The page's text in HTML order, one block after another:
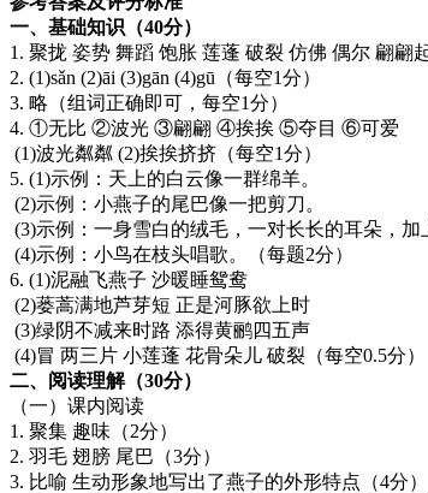
一、基础知识（40分）
1. 聚拢 姿势 舞蹈 饱胀 莲蓬 破裂 仿佛 偶尔 翩
2. (1)sǎn (2)āi (3)gān (4)gū（每空1分）
3. 略（组词正确即可，每空1分）
4. ①无比 ②波光 ③翩翩 ④挨挨 ⑤夺目 ⑥可爱
(1)波光粼粼 (2)挨挨挤挤（每空1分）
5. (1)示例：天上的白云像一群绵羊。
(2)示例：小燕子的尾巴像一把剪刀。
(3)示例：一身雪白的绒毛，一对长长的耳朵
(4)示例：小鸟在枝头唱歌。（每题2分）
6. (1)泥融飞燕子 沙暖睡鸳鸯
(2)蒌蒿满地芦芽短 正是河豚欲上时
(3)绿阴不减来时路 添得黄鹂四五声
(4)冒 两三片 小莲蓬 花骨朵儿 破裂（每空0.5
二、阅读理解（30分）
（一）课内阅读
1. 聚集 趣味（2分）
2. 羽毛 翅膀 尾巴（3分）
3. 比喻 生动形象地写出了燕子的外形特点（4